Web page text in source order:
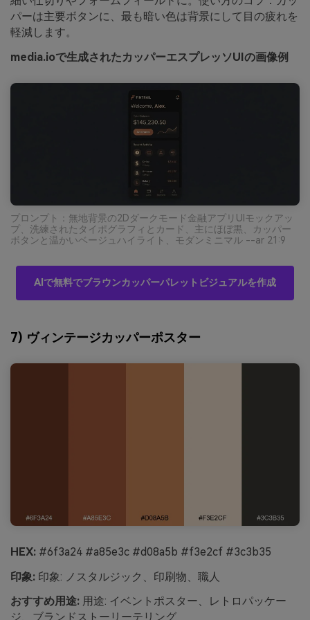
パーは主要ボタンに、最も暗い色は背景にして目の疲れを
軽減します。
media.ioで生成されたカッパーエスプレッソUIの画像例
プロンプト：無地背景の2Dダークモード金融アプリUIモックアッ
プ、洗練されたタイポグラフィとカード、主にほぼ黒、カッパー
ボタンと温かいベージュハイライト、モダンミニマル --ar 21:9
AIで無料でブラウンカッパーパレットビジュアルを作成
7) ヴィンテージカッパーポスター
HEX: #6f3a24 #a85e3c #d08a5b #f3e2cf #3c3b35
印象: 印象: ノスタルジック、印刷物、職人
おすすめ用途: 用途: イベントポスター、レトロパッケー
ジ、ブランドストーリーテリング